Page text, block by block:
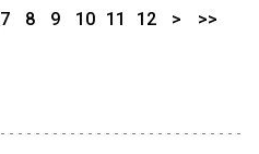
7 8 9 10 11 12 > >>